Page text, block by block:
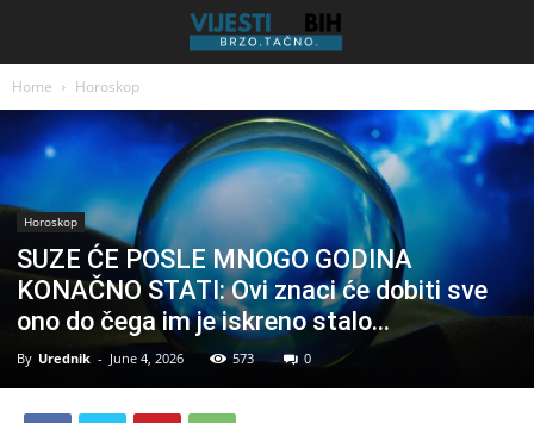
Home Horoskop
Horoskop
SUZE ĆE POSLE MNOGO GODINA
KONAČNO STATI: Ovi znaci će dobiti sve
ono do čega im je iskreno stalo…
By Urednik - June 4, 2026 573 0